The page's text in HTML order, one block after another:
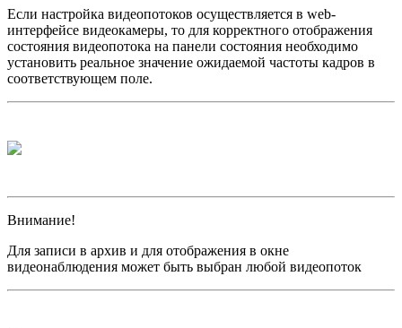
Если настройка видеопотоков осуществляется в web-
интерфейсе видеокамеры, то для корректного отображения
состояния видеопотока на панели состояния необходимо
установить реальное значение ожидаемой частоты кадров в
соответствующем поле.
Внимание!
Для записи в архив и для отображения в окне
видеонаблюдения может быть выбран любой видеопоток